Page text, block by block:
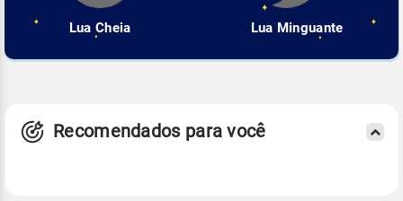
Lua Cheia Lua Minguante
Recomendados para você